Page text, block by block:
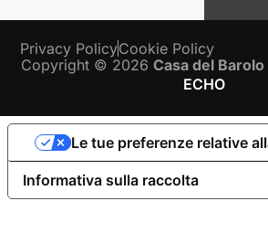
Copyright © 2026Casa del Barolo
ECHO
Privacy PolicyCookie Policy
Informativa sulla raccolta
Le tue preferenze relative